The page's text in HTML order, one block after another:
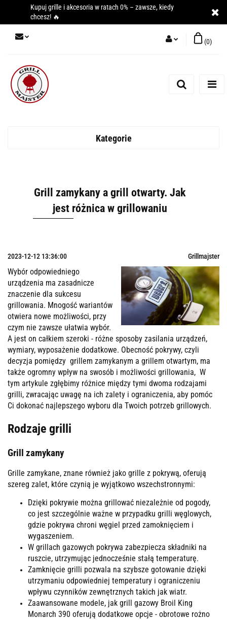
Kupuj grille i akcesoria w ratach 0% – zawsze, kiedy
chcesz! 🔥
Zarejestruj się
(0)
Kategorie
Grill zamykany a grill otwarty. Jak
jest różnica w grillowaniu
2023-12-12 13:36:00 Grillmajster
Wybór odpowiedniego
urządzenia ma zasadnicze
znaczenie dla sukcesu
grillowania. Mnogość wariantów
otwiera nowe możliwości, przy
czym nie zawsze ułatwia wybór.
A jest on całkiem szeroki - różne sposoby zasilania urządzeń,
wymiary, wyposażenie dodatkowe. Obecność pokrywy, czyli
decyzja pomiędzy grillem zamykanym a grillem otwartym, ma
także ogromny wpływ na swosób i możliwości grillowania, W
tym artykule zgłębimy różnice między tymi dwoma rodzajami
grilli, zwracając uwagę na ich zalety i ograniczenia, aby pomóc
Ci dokonać najlepszego wyboru dla Twoich potrzeb grillowych.
Rodzaje grilli
Grill zamykany
Grille zamykane, znane również jako grille z pokrywą, oferują
szereg zalet, które czynią je wyjątkowo wszechstronnymi:
Dzięki pokrywie można grillować niezależnie od pogody,
co jest szczególnie ważne w przypadku grilli węglowych,
gdzie pokrywa chroni węgiel przed zamoknięciem i
wygaszeniem.
W grillach gazowych pokrywa zabezpiecza składniki na
ruszcie, utrzymując jednocześnie stałą temperaturę.
Zamknięcie grilli pozwala na szybsze gotowanie dzięki
utrzymaniu odpowiedniej temperatury i ograniczeniu
wpływu czynników zewnętrznych takich jak wiatr​​.
Zaawansowane modele, jak grill gazowy Broil King
Monarch 390 oferują dodatkowe opcje - obrotowe rożno